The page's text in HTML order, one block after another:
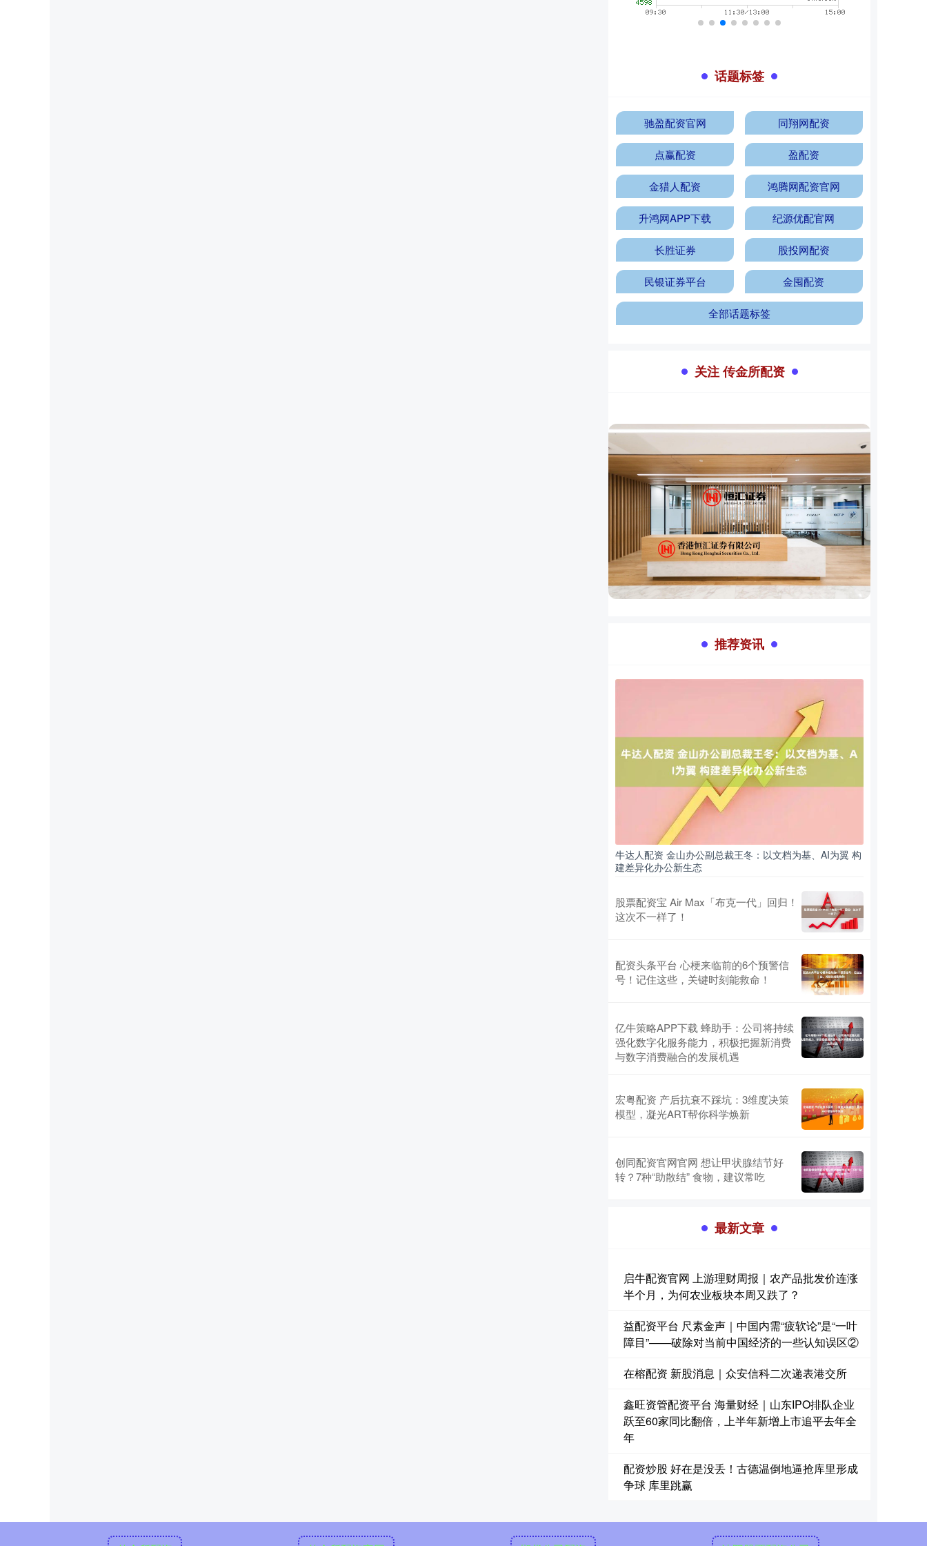
话题标签
驰盈配资官网 同翔网配资
点赢配资 盈配资
金猎人配资 鸿腾网配资官网
升鸿网APP下载 纪源优配官网
长胜证券 股投网配资
民银证券平台 金囤配资
全部话题标签
关注 传金所配资
推荐资讯
牛达人配资 金山办公副总裁王冬：以文档为基、AI为翼 构
建差异化办公新生态
股票配资宝 Air Max「布克一代」回归！
这次不一样了！
配资头条平台 心梗来临前的6个预警信
号！记住这些，关键时刻能救命！
亿牛策略APP下载 蜂助手：公司将持续
强化数字化服务能力，积极把握新消费
与数字消费融合的发展机遇
宏粤配资 产后抗衰不踩坑：3维度决策
模型，凝光ART帮你科学焕新
创同配资官网官网 想让甲状腺结节好
转？7种“助散结” 食物，建议常吃
最新文章
启牛配资官网 上游理财周报｜农产品批发价连涨
半个月，为何农业板块本周又跌了？
益配资平台 尺素金声｜中国内需“疲软论”是“一叶
障目”——破除对当前中国经济的一些认知误区②
在榕配资 新股消息｜众安信科二次递表港交所
鑫旺资管配资平台 海量财经｜山东IPO排队企业
跃至60家同比翻倍，上半年新增上市追平去年全
年
配资炒股 好在是没丢！古德温倒地逼抢库里形成
争球 库里跳赢